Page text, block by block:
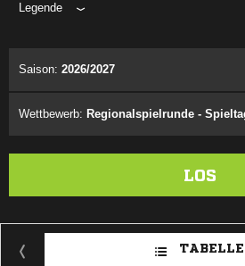
Legende
Saison: 2026/2027
Wettbewerb: Regionalspielrunde -
LOS
TABELLE